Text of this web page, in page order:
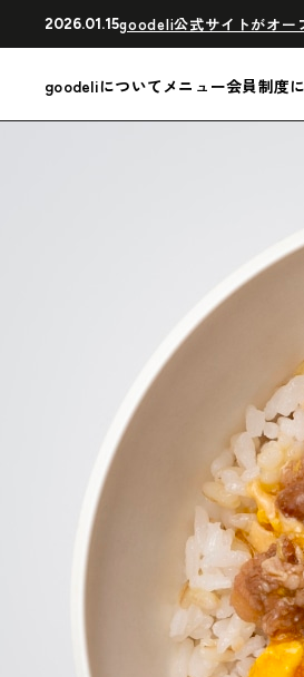
2026.01.15goodeli公式サイトがオー
goodeliについてメニュー会員制度